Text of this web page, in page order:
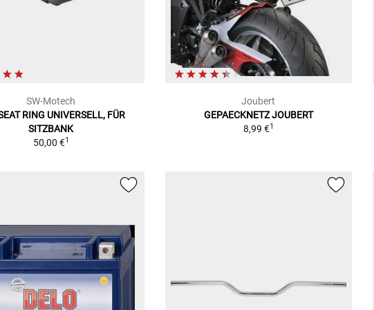
SW-Motech
RING UNIVERSELL, FÜR
SITZBANK
50,00 €1
Joubert
GEPAECKNETZ JOUBERT
8,99 €1